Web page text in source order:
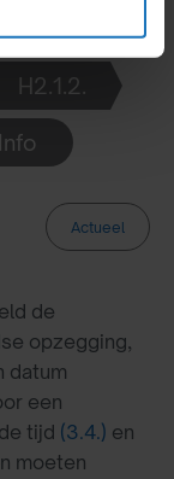
H2.1.2.
Actueel
de
opzegging,
datum
een
tijd (3.4.) en
moeten